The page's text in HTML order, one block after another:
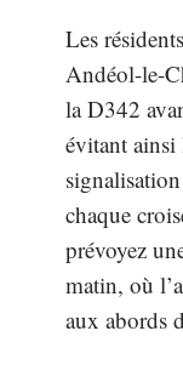
Les
Andéol-le-
la D342
évitant ainsi
chaque
prévoyez
matin, où
aux abords